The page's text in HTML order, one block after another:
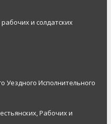
и солдатских
Уездного Исполнительного
Рабочих и